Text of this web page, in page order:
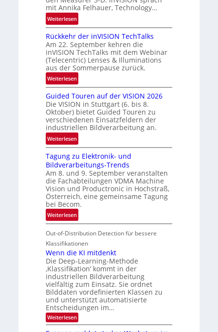
-
R
u
d
e
e
w
s
‘
mit Annika Felhauer, Technology…
Weiterlesen:
U
n
b
e
g
r
e
z
t
e
M
ö
g
l
i
c
h
k
e
i
t
e
Rückkehr der inVISION TechTalks
Am 22. September kehren die
inVISION TechTalks mit dem Webinar
(Telecentric) Lenses & Illuminations
aus der Sommerpause zurück.
Weiterlesen:
R
ü
c
k
k
e
h
d
e
r
i
n
V
I
S
I
O
N
T
e
c
h
T
a
l
k
Guided Touren auf der VISION 2026
Die VISION in Stuttgart (6. bis 8.
Oktober) bietet Guided Touren zu
verschiedenen Einsatzfeldern der
industriellen Bildverarbeitung an.
Weiterlesen:
G
u
i
d
e
d
T
o
u
r
a
u
d
e
r
V
I
Tagung zu Elektronik- und
Bildverarbeitungs-Trends
Am 8. und 9. September veranstalten
die Fachabteilungen VDMA Machine
Vision und Productronic in Hochstraß,
Österreich, eine gemeinsame Tagung
bei Becom.
Weiterlesen:
T
a
g
u
n
g
z
u
E
l
e
k
Out-of-Distribution Detection für bessere
Klassifikationen
Wenn die KI mitdenkt
Die Deep-Learning-Methode
‚Klassifikation‘ kommt in der
industriellen Bildverarbeitung
vielfältig zum Einsatz. Sie ordnet
Bilddaten vordefinierten Klassen zu
und unterstützt automatisierte
Entscheidungen im…
Weiterlesen:
W